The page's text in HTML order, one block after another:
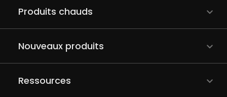
Produits chauds
Nouveaux produits
Ressources